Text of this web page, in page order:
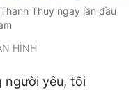
Thuy ngay lần đầu
HÌNH
người yêu, tôi